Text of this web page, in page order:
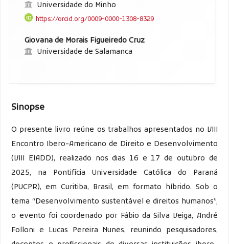
Universidade do Minho
https://orcid.org/0009-0000-1308-8329
Giovana de Morais Figueiredo Cruz
Universidade de Salamanca
Sinopse
O presente livro reúne os trabalhos apresentados no VIII
Encontro Ibero-Americano de Direito e Desenvolvimento
(VIII EIADD), realizado nos dias 16 e 17 de outubro de
2025, na Pontifícia Universidade Católica do Paraná
(PUCPR), em Curitiba, Brasil, em formato híbrido. Sob o
tema “Desenvolvimento sustentável e direitos humanos”,
o evento foi coordenado por Fábio da Silva Veiga, André
Folloni e Lucas Pereira Nunes, reunindo pesquisadores,